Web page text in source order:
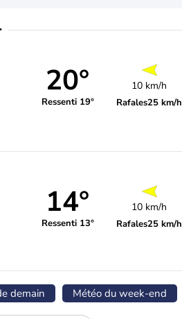
20°
Ressenti 19°
10 km/h
Rafales25 km/h
14°
Ressenti 13°
10 km/h
Rafales25 km/h
demain Météo du week-end